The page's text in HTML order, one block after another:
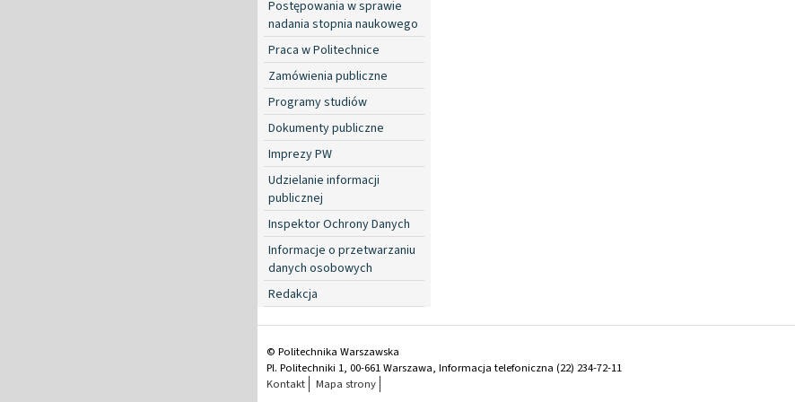
Postępowania w sprawie
nadania stopnia naukowego
Praca w Politechnice
Zamówienia publiczne
Programy studiów
Dokumenty publiczne
Imprezy PW
Udzielanie informacji
publicznej
Inspektor Ochrony Danych
Informacje o przetwarzaniu
danych osobowych
Redakcja
© Politechnika Warszawska
Pl. Politechniki 1, 00-661 Warszawa, Informacja telefoniczna (22) 234-72-11
Kontakt
Mapa strony